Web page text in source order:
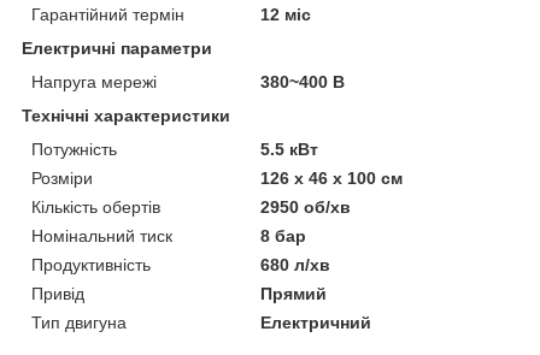
Гарантійний термін
12 міс
Електричні параметри
Напруга мережі
380~400 В
Технічні характеристики
Потужність
5.5 кВт
Розміри
126 х 46 х 100 см
Кількість обертів
2950 об/хв
Номінальний тиск
8 бар
Продуктивність
680 л/хв
Привід
Прямий
Тип двигуна
Електричний